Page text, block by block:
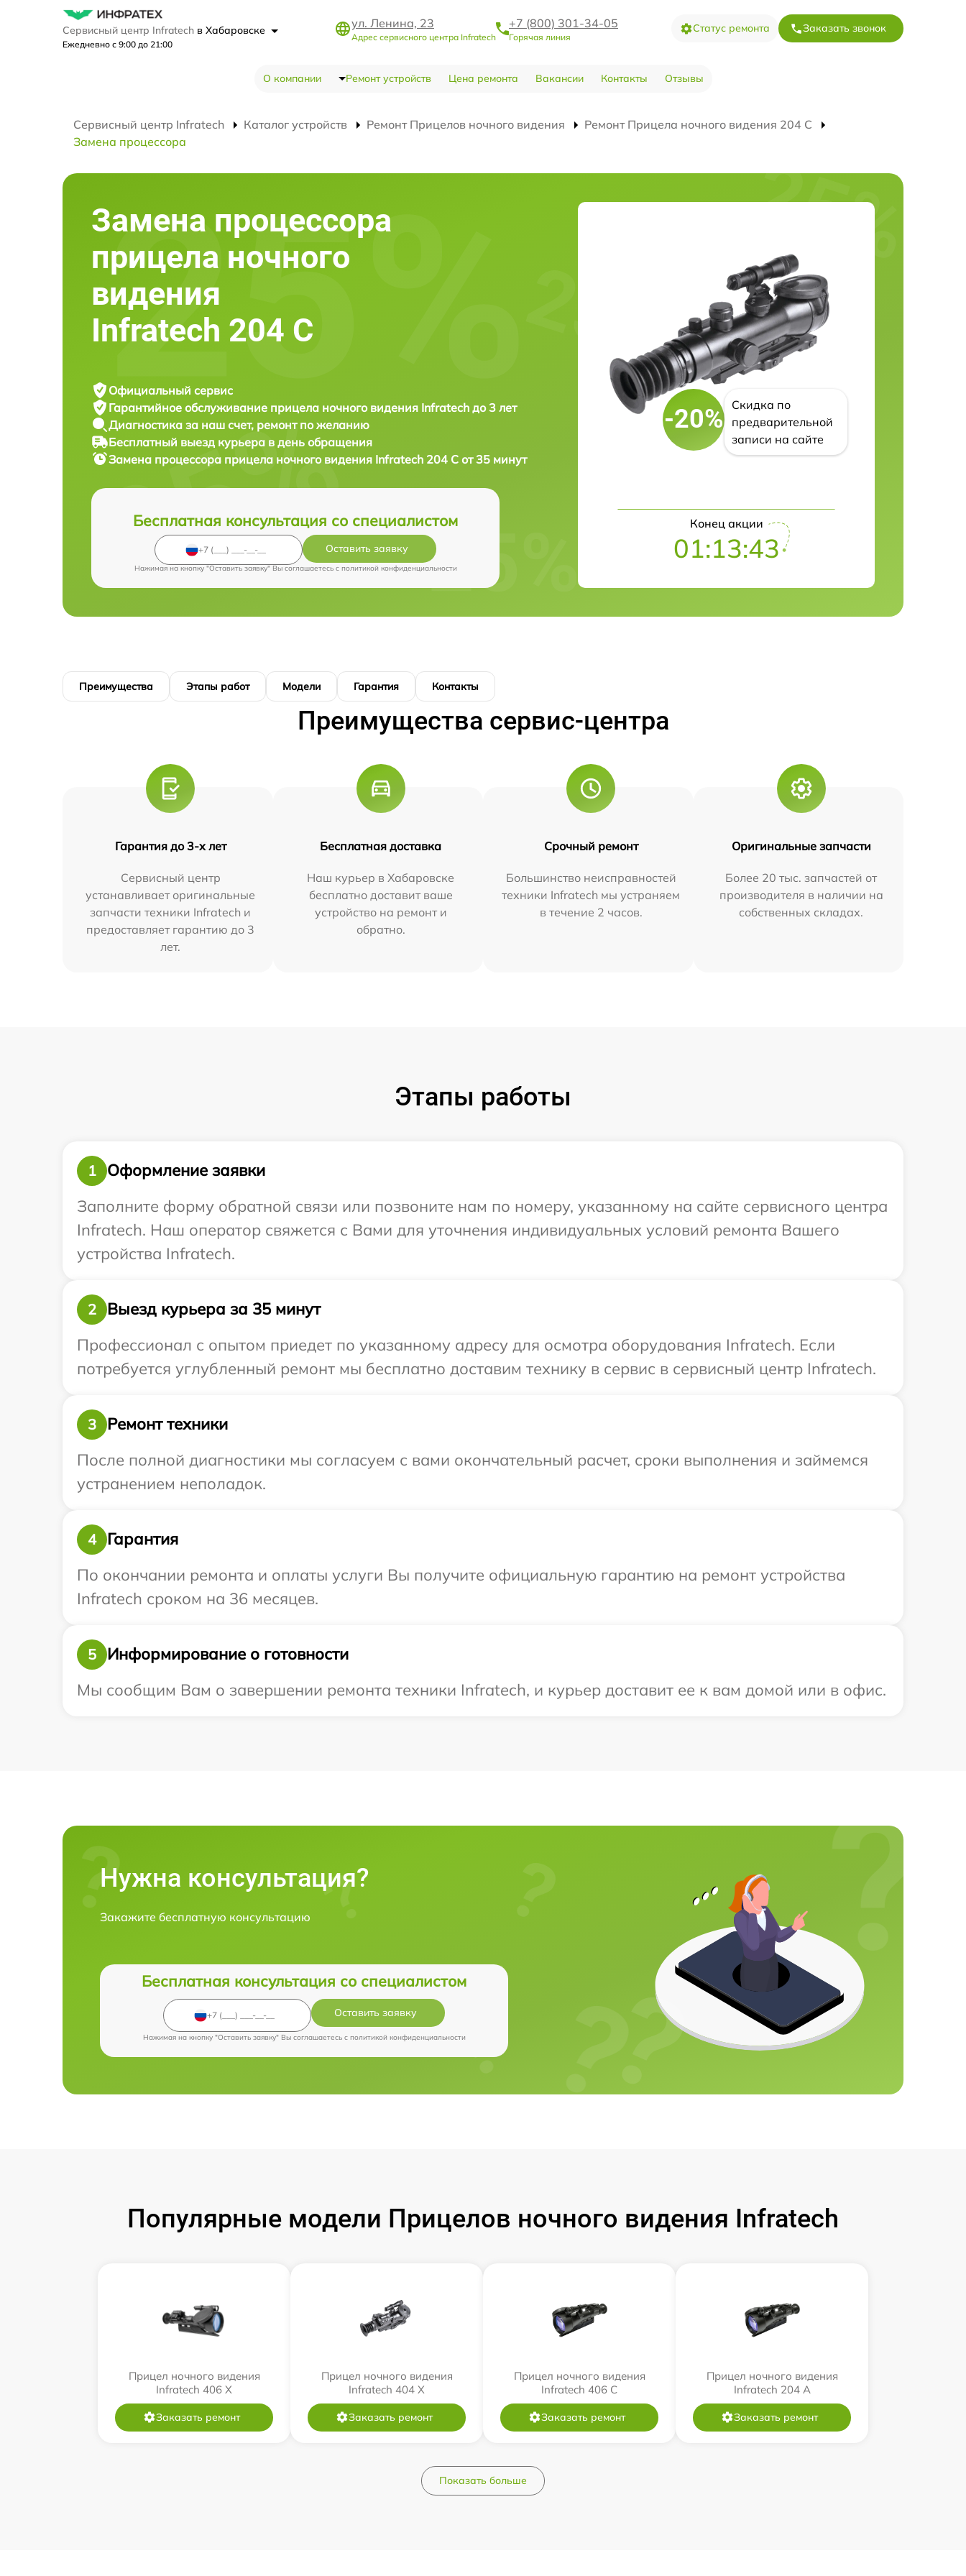
Сервисный центр Infratech в Хабаровске
Ежедневно с 9:00 до 21:00
ул. Ленина, 23
Адрес сервисного центра Infratech
+7 (800) 301-34-05
Горячая линия
Статус ремонта Заказать звонок
О компании Ремонт устройств Цена ремонта Вакансии Контакты Отзывы
Сервисный центр Infratech Каталог устройств Ремонт Прицелов ночного видения
Ремонт Прицела ночного видения 204 С
Замена процессора
Замена процессора
прицела ночного
видения
Infratech 204 С
Официальный сервис
Гарантийное обслуживание прицела ночного видения Infratech до 3 лет
Диагностика за наш счет, ремонт по желанию
Бесплатный выезд курьера в день обращения
Замена процессора прицела ночного видения Infratech 204 С от 35 минут
Бесплатная консультация со специалистом
Оставить заявку
Нажимая на кнопку "Оставить заявку" Вы соглашаетесь c политикой конфиденциальности
-20%
Скидка по
предварительной
записи на сайте
Конец акции
01:13:42
Преимущества Этапы работ Модели Гарантия Контакты
Преимущества сервис-центра
Гарантия до 3-х лет
Сервисный центр
устанавливает оригинальные
запчасти техники Infratech и
предоставляет гарантию до 3
лет.
Бесплатная доставка
Наш курьер в Хабаровске
бесплатно доставит ваше
устройство на ремонт и
обратно.
Срочный ремонт
Большинство неисправностей
техники Infratech мы устраняем
в течение 2 часов.
Оригинальные запчасти
Более 20 тыс. запчастей от
производителя в наличии на
собственных складах.
Этапы работы
1
Оформление заявки
Заполните форму обратной связи или позвоните нам по номеру, указанному на сайте сервисного центра
Infratech. Наш оператор свяжется с Вами для уточнения индивидуальных условий ремонта Вашего
устройства Infratech.
2
Выезд курьера за 35 минут
Профессионал с опытом приедет по указанному адресу для осмотра оборудования Infratech. Если
потребуется углубленный ремонт мы бесплатно доставим технику в сервис в сервисный центр Infratech.
3
Ремонт техники
После полной диагностики мы согласуем с вами окончательный расчет, сроки выполнения и займемся
устранением неполадок.
4
Гарантия
По окончании ремонта и оплаты услуги Вы получите официальную гарантию на ремонт устройства
Infratech сроком на 36 месяцев.
5
Информирование о готовности
Мы сообщим Вам о завершении ремонта техники Infratech, и курьер доставит ее к вам домой или в офис.
Нужна консультация?
Закажите бесплатную консультацию
Бесплатная консультация со специалистом
Оставить заявку
Нажимая на кнопку "Оставить заявку" Вы соглашаетесь c политикой конфиденциальности
Популярные модели Прицелов ночного видения Infratech
Прицел ночного видения
Infratech 406 Х
Заказать ремонт
Прицел ночного видения
Infratech 404 Х
Заказать ремонт
Прицел ночного видения
Infratech 406 С
Заказать ремонт
Прицел ночного видения
Infratech 204 А
Заказать ремонт
Показать больше